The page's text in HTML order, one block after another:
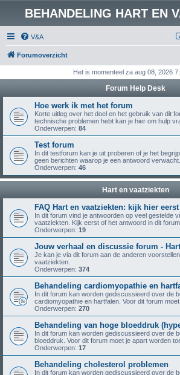
BEHANDELING HART EN
V&A
Forumoverzicht
Het is momenteel za aug 08, 2026
Forum Help Desk
Hoe werk ik met het forum
Korte uitleg over het doel en het gebruik van dit
technische problemen hebt kan je hier om hulp
Onderwerpen: 84
Test forum
In dit testforum kan je uit proberen of je het
geen berichten waarop je een antwoord verwacht.
Onderwerpen: 46
Hart en vaatziekten
FAQ Hart en vaatziekten: kijk hier eerst
In dit forum vind je antwoorden op veel gestelde
vaatziekten. Kijk eerst of het antwoord in dit
Onderwerpen: 19
Jouw verhaal en discussie forum -
Je kan je via dit forum aan de anderen
vaatziekten.
Onderwerpen: 374
Behandeling cardiomyopathie en
In dit forum kan worden gediscussieerd over de
cardiomyopathie en hartfalen. Voor dit forum
Onderwerpen: 270
Behandeling van hoge bloeddruk
In dit forum kan worden gediscussieerd over de
bloeddruk. Voor dit forum moet je apart worden
Onderwerpen: 17
Behandeling cholesterol problemen
In dit forum kan worden gediscussieerd over de